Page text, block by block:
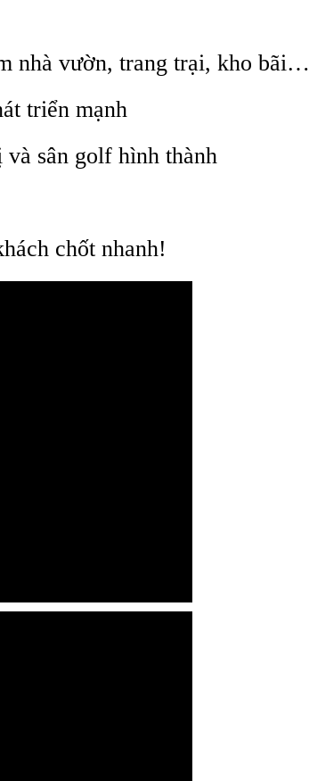
nhà vườn, trang trại, kho bãi…
triển mạnh
sân golf hình thành
chốt nhanh!